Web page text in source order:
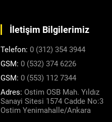
İletişim Bilgilerimiz
Telefon: 0 (312) 354 3944
GSM: 0 (532) 374 6226
GSM: 0 (553) 112 7344
Adres: Ostim OSB Mah. Yıldız
Sanayi Sitesi 1574 Cadde No:3
Ostim Yenimahalle/Ankara